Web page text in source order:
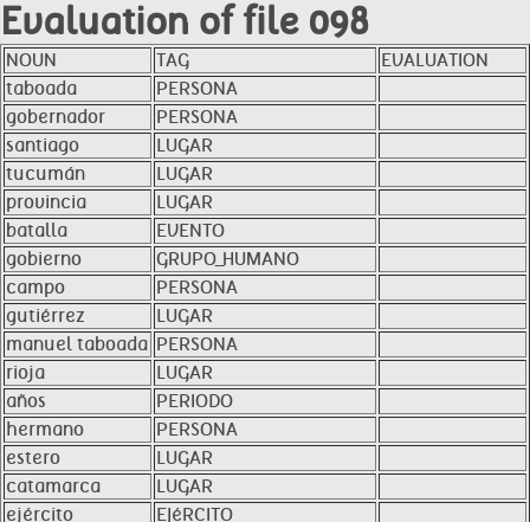
Evaluation of file 098
NOUN TAG
EVALUATION
taboada
PERSONA
gobernador
PERSONA
santiago
LUGAR
tucumán
LUGAR
provincia
LUGAR
batalla
EVENTO
gobierno
GRUPO_HUMANO
campo
PERSONA
gutiérrez
LUGAR
manuel taboada PERSONA
rioja
LUGAR
años
PERIODO
hermano
PERSONA
estero
LUGAR
catamarca
LUGAR
ejército
EJéRCITO